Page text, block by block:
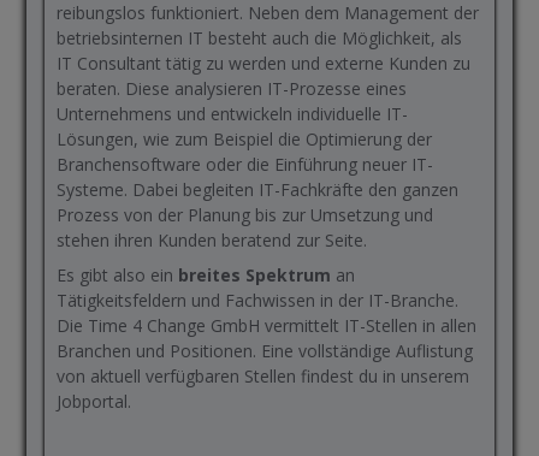
reibungslos funktioniert. Neben dem Management der
betriebsinternen IT besteht auch die Möglichkeit, als
IT Consultant tätig zu werden und externe Kunden zu
beraten. Diese analysieren IT-Prozesse eines
Unternehmens und entwickeln individuelle IT-
Lösungen, wie zum Beispiel die Optimierung der
Branchensoftware oder die Einführung neuer IT-
Systeme. Dabei begleiten IT-Fachkräfte den ganzen
Prozess von der Planung bis zur Umsetzung und
stehen ihren Kunden beratend zur Seite.
Es gibt also ein breites Spektrum an
Tätigkeitsfeldern und Fachwissen in der IT-Branche.
Die Time 4 Change GmbH vermittelt IT-Stellen in allen
Branchen und Positionen. Eine vollständige Auflistung
von aktuell verfügbaren Stellen findest du in unserem
Jobportal.